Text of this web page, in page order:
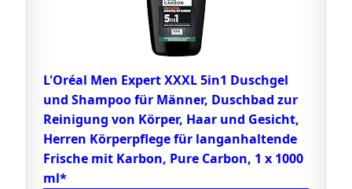
L'Oréal Men Expert XXXL 5in1 Duschgel
und Shampoo für Männer, Duschbad zur
Reinigung von Körper, Haar und Gesicht,
Herren Körperpflege für langanhaltende
Frische mit Karbon, Pure Carbon, 1 x 1000
ml*